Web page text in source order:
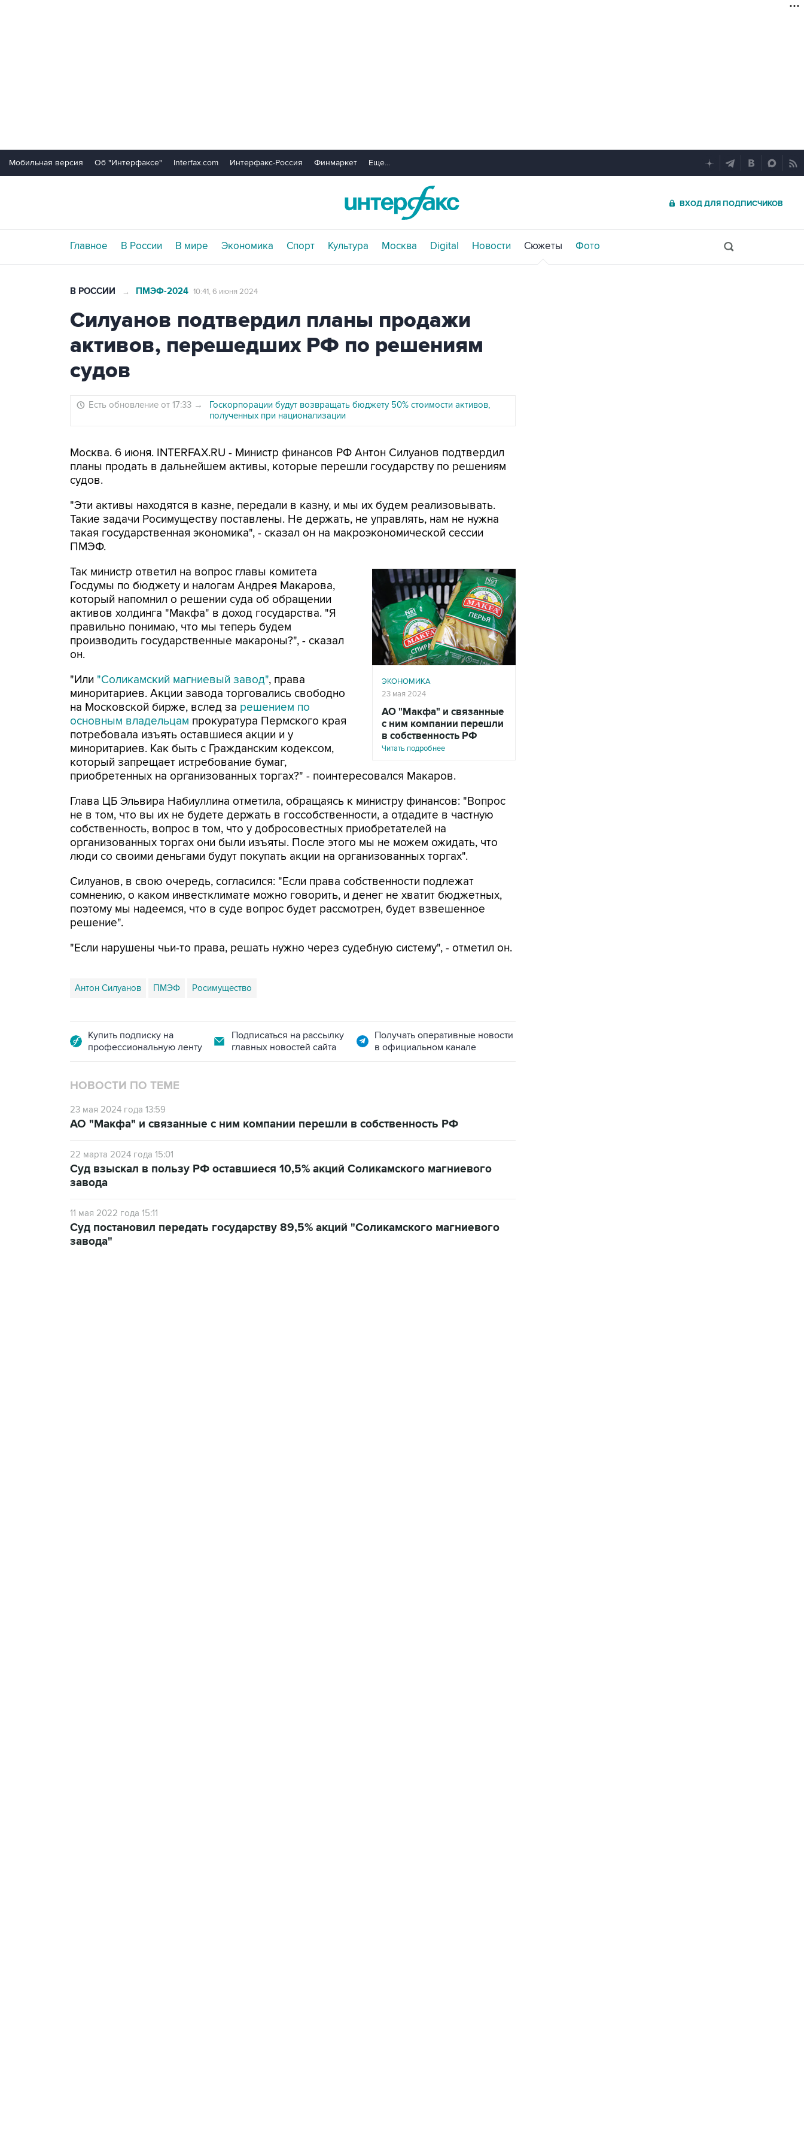
Мобильная версия Об "Интерфаксе" Interfax.com Интерфакс-Россия Финмаркет Еще...
ВХОД ДЛЯ ПОДПИСЧИКОВ
Главное В России В мире Экономика Спорт Культура Москва Digital Новости Сюжеты Фото
В РОССИИ → ПМЭФ-2024 10:41, 6 июня 2024
Силуанов подтвердил планы продажи
активов, перешедших РФ по решениям
судов
Есть обновление от 17:33 →
Госкорпорации будут возвращать бюджету 50% стоимости активов,
полученных при национализации
Москва. 6 июня. INTERFAX.RU - Министр финансов РФ Антон Силуанов подтвердил
планы продать в дальнейшем активы, которые перешли государству по решениям
судов.
"Эти активы находятся в казне, передали в казну, и мы их будем реализовывать.
Такие задачи Росимуществу поставлены. Не держать, не управлять, нам не нужна
такая государственная экономика", - сказал он на макроэкономической сессии
ПМЭФ.
ЭКОНОМИКА
23 мая 2024
АО "Макфа" и связанные
с ним компании перешли
в собственность РФ
Читать подробнее
Так министр ответил на вопрос главы комитета
Госдумы по бюджету и налогам Андрея Макарова,
который напомнил о решении суда об обращении
активов холдинга "Макфа" в доход государства. "Я
правильно понимаю, что мы теперь будем
производить государственные макароны?", - сказал
он.
"Или "Соликамский магниевый завод", права
миноритариев. Акции завода торговались свободно
на Московской бирже, вслед за решением по
основным владельцам прокуратура Пермского края
потребовала изъять оставшиеся акции и у
миноритариев. Как быть с Гражданским кодексом,
который запрещает истребование бумаг,
приобретенных на организованных торгах?" - поинтересовался Макаров.
Глава ЦБ Эльвира Набиуллина отметила, обращаясь к министру финансов: "Вопрос
не в том, что вы их не будете держать в госсобственности, а отдадите в частную
собственность, вопрос в том, что у добросовестных приобретателей на
организованных торгах они были изъяты. После этого мы не можем ожидать, что
люди со своими деньгами будут покупать акции на организованных торгах".
Силуанов, в свою очередь, согласился: "Если права собственности подлежат
сомнению, о каком инвестклимате можно говорить, и денег не хватит бюджетных,
поэтому мы надеемся, что в суде вопрос будет рассмотрен, будет взвешенное
решение".
"Если нарушены чьи-то права, решать нужно через судебную систему", - отметил он.
Антон Силуанов ПМЭФ Росимущество
Купить подписку на
профессиональную ленту
Подписаться на рассылку
главных новостей сайта
Получать оперативные новости
в официальном канале
НОВОСТИ ПО ТЕМЕ
23 мая 2024 года 13:59
АО "Макфа" и связанные с ним компании перешли в собственность РФ
22 марта 2024 года 15:01
Суд взыскал в пользу РФ оставшиеся 10,5% акций Соликамского магниевого
завода
11 мая 2022 года 15:11
Суд постановил передать государству 89,5% акций "Соликамского магниевого
завода"